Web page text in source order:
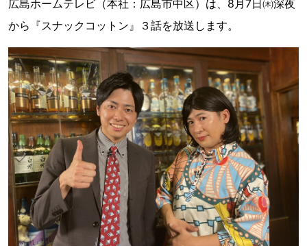
広島ホームテレビ（本社：広島市中区）は、8月7日㈭深夜
から『スナックコットン』３話を放送します。